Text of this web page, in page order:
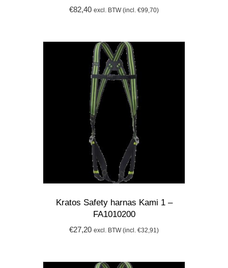
€82,40 excl. BTW (incl. €99,70)
Kratos Safety harnas Kami 1 –
FA1010200
€27,20 excl. BTW (incl. €32,91 )